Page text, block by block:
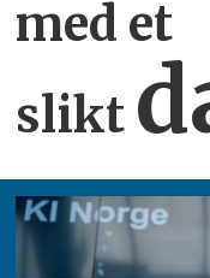
med et
slikt